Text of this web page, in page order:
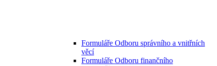
Formuláře Odboru správního a vnitřních
věcí
Formuláře Odboru finančního